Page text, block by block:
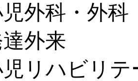
外科・外科
外来
リハビリ